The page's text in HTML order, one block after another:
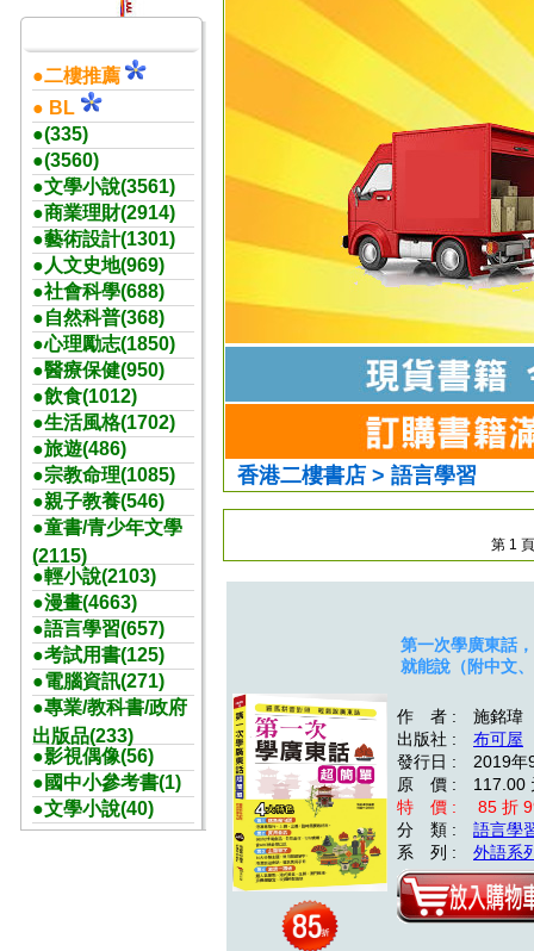
●二樓推薦
● BL
●(335)
●(3560)
●文學小說(3561)
●商業理財(2914)
●藝術設計(1301)
●人文史地(969)
●社會科學(688)
●自然科普(368)
●心理勵志(1850)
●醫療保健(950)
●飲食(1012)
●生活風格(1702)
●旅遊(486)
●宗教命理(1085)
●親子教養(546)
●童書/青少年文學
(2115)
●輕小說(2103)
●漫畫(4663)
●語言學習(657)
●考試用書(125)
●電腦資訊(271)
●專業/教科書/政府
出版品(233)
●影視偶像(56)
●國中小參考書(1)
●文學小說(40)
香港二樓書店 > 語言學習
第 1
第一次學廣東話
就能說（附中文
作 者 : 施銘瑋
出版社 : 布可屋
發行日 : 2019年
原 價 : 117.00
特 價 : 85 折
分 類 : 語言學
系 列 : 外語系